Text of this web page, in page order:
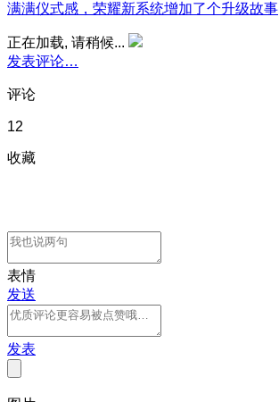
满满仪式感，荣耀新系统增加了个升级故事
正在加载, 请稍候...
发表评论…
评论
12
收藏
表情
发送
发表